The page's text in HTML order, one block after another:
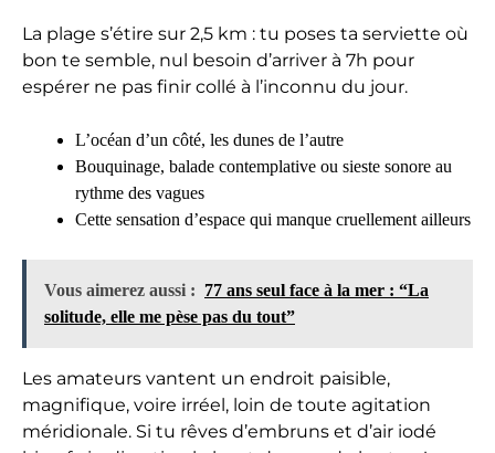
La plage s’étire sur 2,5 km : tu poses ta serviette où
bon te semble, nul besoin d’arriver à 7h pour
espérer ne pas finir collé à l’inconnu du jour.
L’océan d’un côté, les dunes de l’autre
Bouquinage, balade contemplative ou sieste sonore au
rythme des vagues
Cette sensation d’espace qui manque cruellement ailleurs
Vous aimerez aussi : 77 ans seul face à la mer : “La
solitude, elle me pèse pas du tout”
Les amateurs vantent un endroit paisible,
magnifique, voire irréel, loin de toute agitation
méridionale. Si tu rêves d’embruns et d’air iodé